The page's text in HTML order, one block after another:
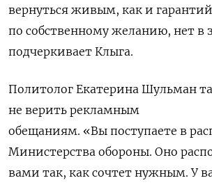
вернуться живым, как и
по собственному желанию, нет в
подчеркивает Клыга.
Политолог Екатерина Шульман
не верить рекламным
обещаниям. «Вы поступаете в
Министерства обороны. Оно
вами так, как сочтет нужным. У